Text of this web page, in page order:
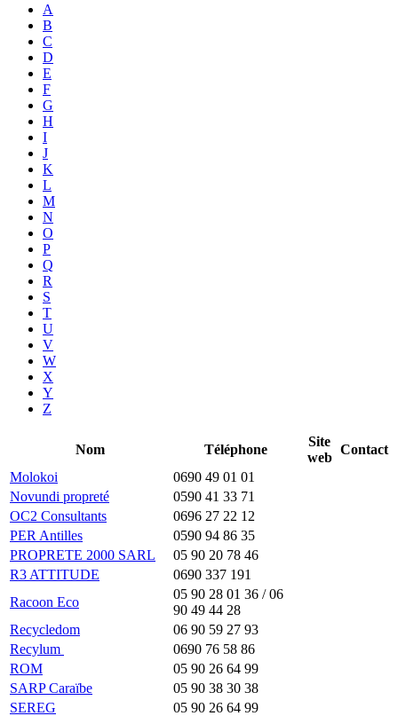
A
B
C
D
E
F
G
H
I
J
K
L
M
N
O
P
Q
R
S
T
U
V
W
X
Y
Z
Nom Téléphone
Site
web
Contact
Molokoi
0690 49 01 01
Novundi propreté
0590 41 33 71
OC2 Consultants
0696 27 22 12
PER Antilles
0590 94 86 35
PROPRETE 2000 SARL
05 90 20 78 46
R3 ATTITUDE
0690 337 191
Racoon Eco
05 90 28 01 36 / 06
90 49 44 28
Recycledom
06 90 59 27 93
Recylum
0690 76 58 86
ROM
05 90 26 64 99
SARP Caraïbe
05 90 38 30 38
SEREG
05 90 26 64 99